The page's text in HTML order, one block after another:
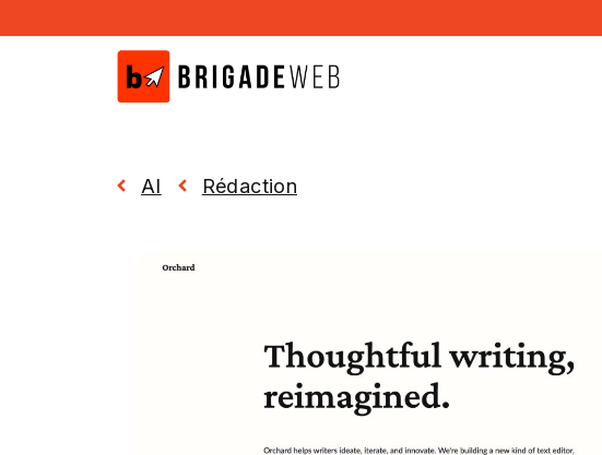
au
AI Rédaction